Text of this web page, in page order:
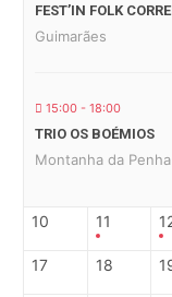
FEST’IN FOLK
Guimarães
15:00 - 18:00
TRIO OS BOÉMIOS
Montanha da Penha
10 11
17 18